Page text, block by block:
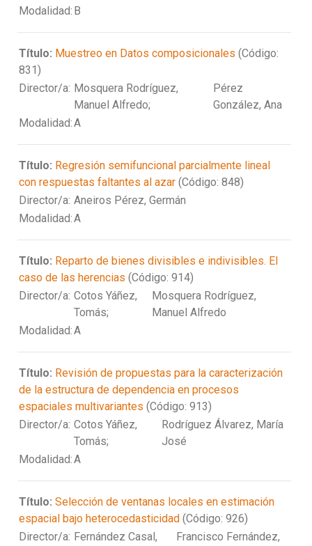
Modalidad: B
Título: Muestreo en Datos composicionales (Código:
831)
Director/a: Mosquera Rodríguez,
Manuel Alfredo;
Pérez
González, Ana
Modalidad:A
Título: Regresión semifuncional parcialmente lineal
con respuestas faltantes al azar (Código: 848)
Director/a: Aneiros Pérez, Germán
Modalidad:A
Título: Reparto de bienes divisibles e indivisibles. El
caso de las herencias (Código: 914)
Director/a: Cotos Yáñez,
Tomás;
Mosquera Rodríguez,
Manuel Alfredo
Modalidad:A
Título: Revisión de propuestas para la caracterización
de la estructura de dependencia en procesos
espaciales multivariantes (Código: 913)
Director/a: Cotos Yáñez,
Tomás;
Rodríguez Álvarez, María
José
Modalidad:A
Título: Selección de ventanas locales en estimación
espacial bajo heterocedasticidad (Código: 926)
Director/a: Fernández Casal,
Francisco Fernández,